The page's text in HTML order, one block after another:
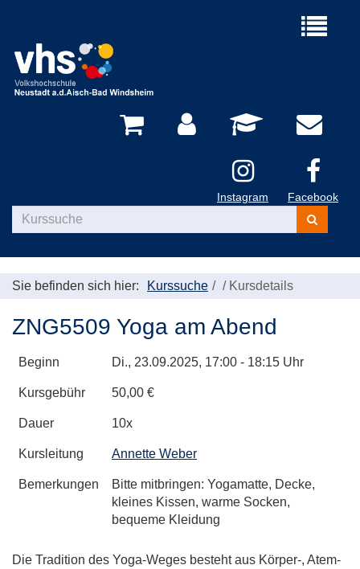
Menü
Instagram Facebook
Kurse
suchen
Sie befinden sich hier: Kurssuche / Kursdetails
ZNG5509 Yoga am Abend
Beginn Di., 23.09.2025, 17:00 - 18:15 Uhr
Kursgebühr 50,00 €
Dauer 10x
Kursleitung Annette Weber
Bemerkungen
Bitte mitbringen: Yogamatte, Decke,
kleines Kissen, warme Socken,
bequeme Kleidung
Die Tradition des Yoga-Weges besteht aus Körper-, Atem-